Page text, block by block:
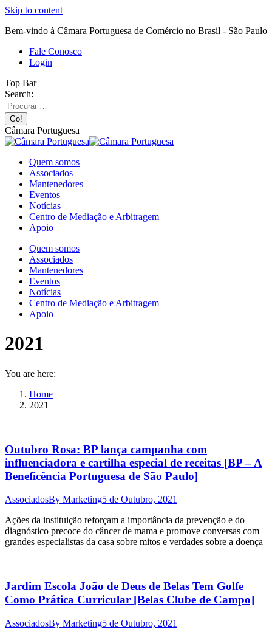
Skip to content
Bem-vindo à Câmara Portuguesa de Comércio no Brasil - São Paulo
Fale Conosco
Login
Top Bar
Search:
Câmara Portuguesa
Quem somos
Associados
Mantenedores
Eventos
Notícias
Centro de Mediação e Arbitragem
Apoio
Quem somos
Associados
Mantenedores
Eventos
Notícias
Centro de Mediação e Arbitragem
Apoio
2021
You are here:
Home
2021
Outubro Rosa: BP lança campanha com
influenciadora e cartilha especial de receitas [BP – A
Beneficência Portuguesa de São Paulo]
AssociadosBy Marketing5 de Outubro, 2021
Ações da instituição reforçam a importância da prevenção e do
diagnóstico precoce do câncer de mama e promove conversas com
grandes especialistas da casa sobre mitos e verdades sobre a doença
Jardim Escola João de Deus de Belas Tem Golfe
Como Prática Curricular [Belas Clube de Campo]
AssociadosBy Marketing5 de Outubro, 2021